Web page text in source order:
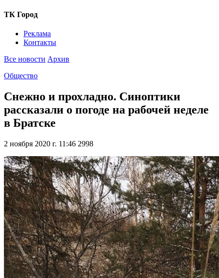
ТК Город
Реклама
Контакты
Все новости Архив
Общество
Снежно и прохладно. Синоптики
рассказали о погоде на рабочей неделе
в Братске
2 ноября 2020 г. 11:46 2998